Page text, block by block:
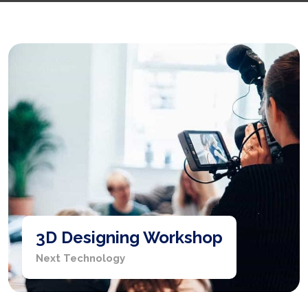
3D Designing Workshop
Next Technology